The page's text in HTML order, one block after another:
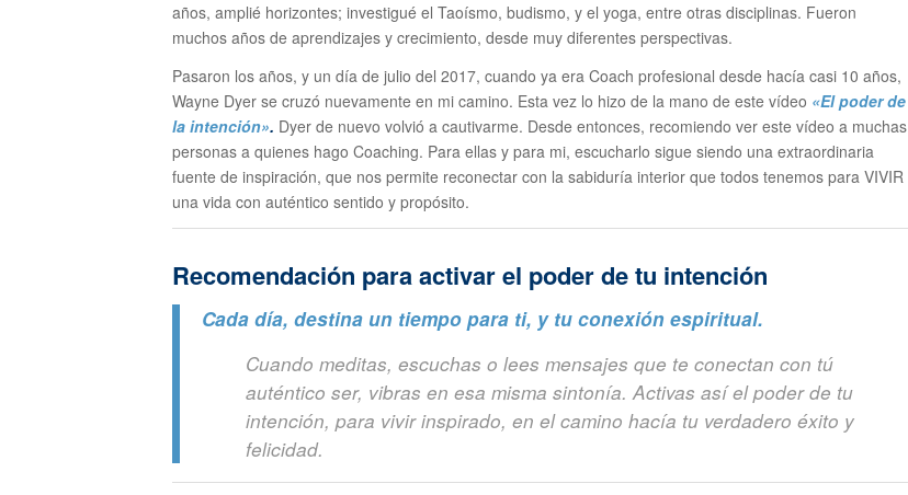
años, amplié horizontes; investigué el Taoísmo, budismo, y el yoga, entre otras disciplinas. Fueron
muchos años de aprendizajes y crecimiento, desde muy diferentes perspectivas.
Pasaron los años, y un día de julio del 2017, cuando ya era Coach profesional desde hacía casi 10 años,
Wayne Dyer se cruzó nuevamente en mi camino. Esta vez lo hizo de la mano de este vídeo «El poder de
la intención». Dyer de nuevo volvió a cautivarme. Desde entonces, recomiendo ver este vídeo a muchas
personas a quienes hago Coaching. Para ellas y para mi, escucharlo sigue siendo una extraordinaria
fuente de inspiración, que nos permite reconectar con la sabiduría interior que todos tenemos para VIVIR
una vida con auténtico sentido y propósito.
Recomendación para activar el poder de tu intención
Cada día, destina un tiempo para ti, y tu conexión espiritual.
Cuando meditas, escuchas o lees mensajes que te conectan con tú
auténtico ser, vibras en esa misma sintonía. Activas así el poder de tu
intención, para vivir inspirado, en el camino hacía tu verdadero éxito y
felicidad.